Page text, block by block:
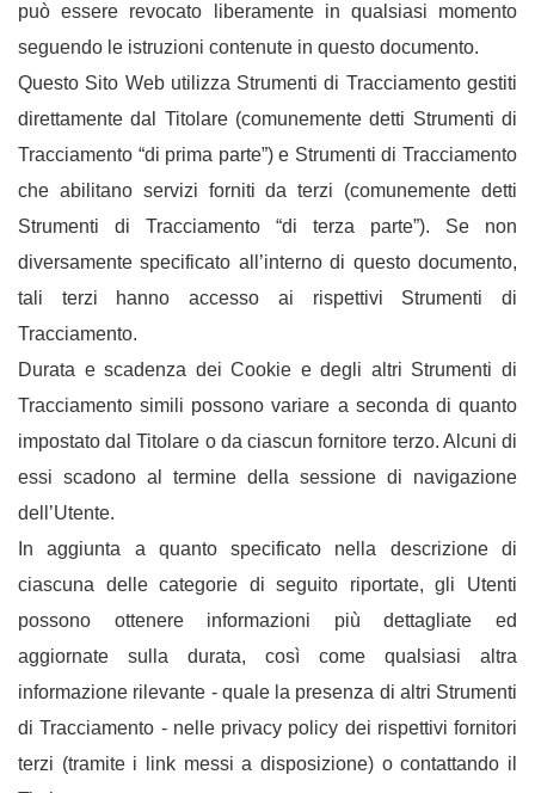
può essere revocato liberamente in qualsiasi momento
seguendo le istruzioni contenute in questo documento.
Questo Sito Web utilizza Strumenti di Tracciamento gestiti
direttamente dal Titolare (comunemente detti Strumenti di
Tracciamento “di prima parte”) e Strumenti di Tracciamento
che abilitano servizi forniti da terzi (comunemente detti
Strumenti di Tracciamento “di terza parte”). Se non
diversamente specificato all’interno di questo documento,
tali terzi hanno accesso ai rispettivi Strumenti di
Tracciamento.
Durata e scadenza dei Cookie e degli altri Strumenti di
Tracciamento simili possono variare a seconda di quanto
impostato dal Titolare o da ciascun fornitore terzo. Alcuni di
essi scadono al termine della sessione di navigazione
dell’Utente.
In aggiunta a quanto specificato nella descrizione di
ciascuna delle categorie di seguito riportate, gli Utenti
possono ottenere informazioni più dettagliate ed
aggiornate sulla durata, così come qualsiasi altra
informazione rilevante - quale la presenza di altri Strumenti
di Tracciamento - nelle privacy policy dei rispettivi fornitori
terzi (tramite i link messi a disposizione) o contattando il